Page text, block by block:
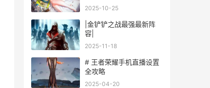
况？|
2025-10-25
|金铲铲之战最强最新阵
容|
2025-11-18
# 王者荣耀手机直播设置
全攻略
2025-04-20